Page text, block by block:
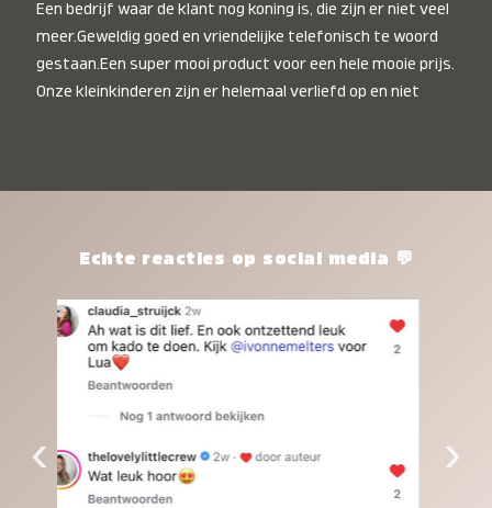
Een bedrijf waar de klant nog koning is, die zijn er niet veel
meer.Geweldig goed en vriendelijke telefonisch te woord
gestaan.Een super mooi product voor een hele mooie prijs.
Onze kleinkinderen zijn er helemaal verliefd op en niet
het waard.Echte reacties op social media 💬
‹ ›